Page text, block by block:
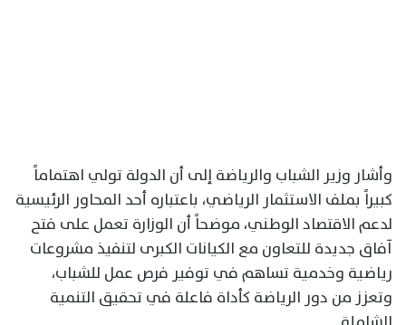
وأشار وزير الشباب والرياضة إلى أن الدولة تولي اهتماماً
كبيراً بملف الاستثمار الرياضي، باعتباره أحد المحاور الرئيسية
لدعم الاقتصاد الوطني، موضحاً أن الوزارة تعمل على فتح
آفاق جديدة للتعاون مع الكيانات الكبرى لتنفيذ مشروعات
رياضية وخدمية تساهم في توفير فرص عمل للشباب،
وتعزز من دور الرياضة كأداة فاعلة في تحقيق التنمية